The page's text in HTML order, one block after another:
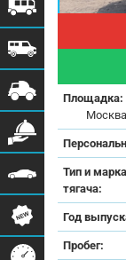
Площадка:
Тип и
тягача:
Год
Пробег: